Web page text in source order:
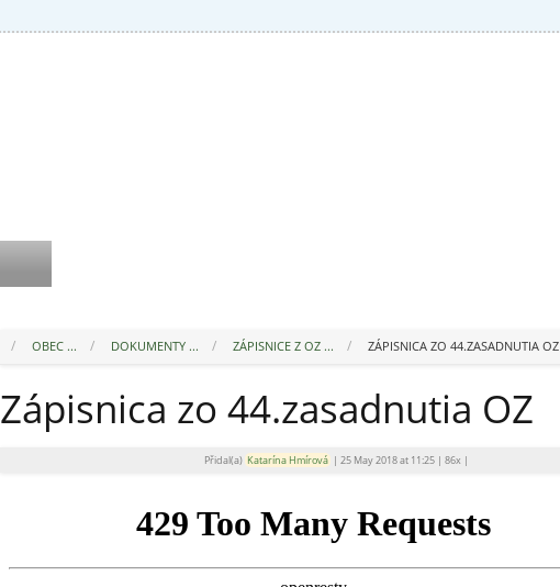
OBEC ... DOKUMENTY ... ZÁPISNICE Z OZ ... ZÁPISNICA ZO 44.ZASADNUTIA OZ
Zápisnica zo 44.zasadnutia OZ
Přidal(a) Katarína Hmírová| 25 May 2018 at 11:25 | 86x|